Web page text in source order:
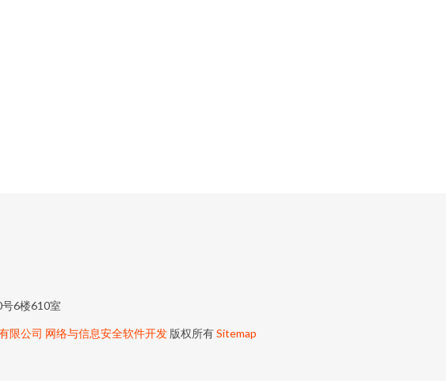
6楼610室
限公司 网络与信息安全软件开发版权所有Sitemap